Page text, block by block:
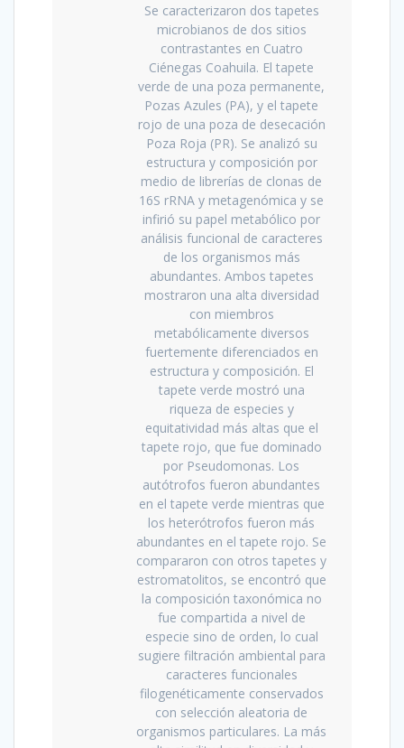
Se caracterizaron dos tapetes
microbianos de dos sitios
contrastantes en Cuatro
Ciénegas Coahuila. El tapete
verde de una poza permanente,
Pozas Azules (PA), y el tapete
rojo de una poza de desecación
Poza Roja (PR). Se analizó su
estructura y composición por
medio de librerías de clonas de
16S rRNA y metagenómica y se
infirió su papel metabólico por
análisis funcional de caracteres
de los organismos más
abundantes. Ambos tapetes
mostraron una alta diversidad
con miembros
metabólicamente diversos
fuertemente diferenciados en
estructura y composición. El
tapete verde mostró una
riqueza de especies y
equitatividad más altas que el
tapete rojo, que fue dominado
por Pseudomonas. Los
autótrofos fueron abundantes
en el tapete verde mientras que
los heterótrofos fueron más
abundantes en el tapete rojo. Se
compararon con otros tapetes y
estromatolitos, se encontró que
la composición taxonómica no
fue compartida a nivel de
especie sino de orden, lo cual
sugiere filtración ambiental para
caracteres funcionales
filogenéticamente conservados
con selección aleatoria de
organismos particulares. La más